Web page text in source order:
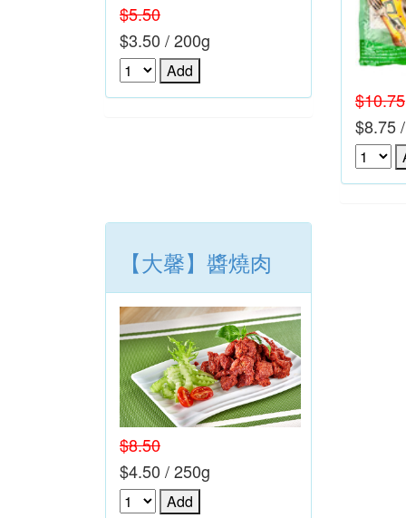
$5.50
$3.50 / 200g
$10.75
$8.75
【大馨】醬燒肉
$8.50
$4.50 / 250g